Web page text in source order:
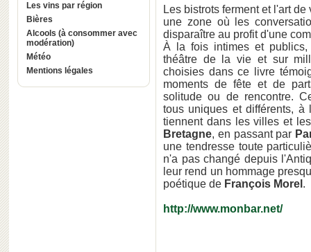
Les vins par région
Bières
Alcools (à consommer avec
modération)
Météo
Mentions légales
Les bistrots ferment et l'art
une zone où les
disparaître au profit d'une
À la fois intimes et
théâtre de la vie et sur
choisies dans ce livre
moments de fête et de
solitude ou de rencontre.
tous uniques et différents,
tiennent dans les villes et
Bretagne, en passant par
une tendresse toute
n'a pas changé depuis
leur rend un hommage
poétique de François Morel .
http://www.monbar.net/